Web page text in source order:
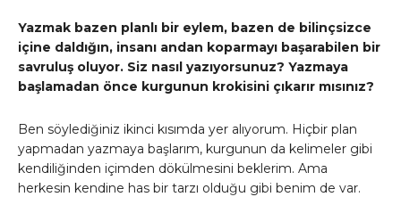
Yazmak bazen planlı bir eylem, bazen de bilinçsizce
içine daldığın, insanı andan koparmayı başarabilen bir
savruluş oluyor. Siz nasıl yazıyorsunuz? Yazmaya
başlamadan önce kurgunun krokisini çıkarır mısınız?
Ben söylediğiniz ikinci kısımda yer alıyorum. Hiçbir plan
yapmadan yazmaya başlarım, kurgunun da kelimeler gibi
kendiliğinden içimden dökülmesini beklerim. Ama
herkesin kendine has bir tarzı olduğu gibi benim de var.